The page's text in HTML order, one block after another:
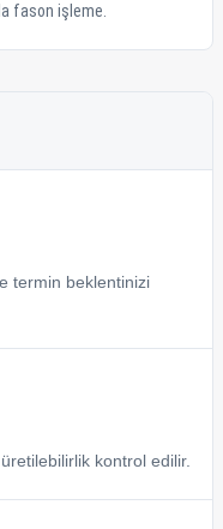
fason işleme.
termin beklentinizi
kontrol edilir.